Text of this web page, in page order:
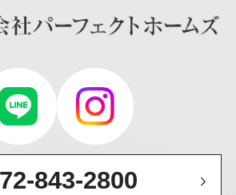
843-2800